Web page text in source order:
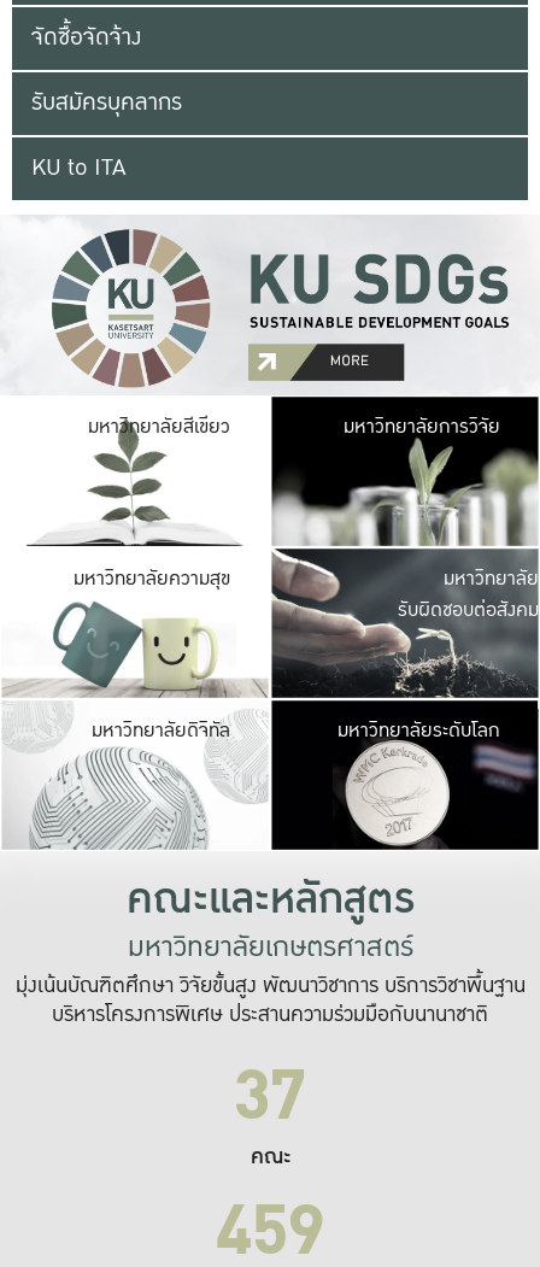
จัดซื้อจัดจ้าง
รับสมัครบุคลากร
KU to ITA
มหาวิทยาลัยสีเขียว มหาวิ
มีพื้นที่เขียวสดใส
เป็นป่าในเมือง เกษต
มหาวิทยาลัยการวิจัย
มหาวิทยาลัยความสุข มหาวิ
ค
เปิดประ
และพบเรื่องราวใ
มหาวิทยาลัย
รับผิดชอบต่อสังคม
มหาวิทยาลัยดิจิทัล มหาวิ
เปลี่ยนแปลง แล
เพื่อทำง
ระบบสารสนเทศ
มหาวิทยาลัยระดับโลก
คณะและหลักสูตร
มหาวิทยาลัยเกษตรศาสตร์
มุ่งเน้นบัณฑิตศึกษา วิจัยขั้นสูง พัฒนาวิชาการ บริการวิชาพื้นฐาน
บริหารโครงการพิเศษ ประสานความร่วมมือกับนานาชาติ
37
คณะ
459